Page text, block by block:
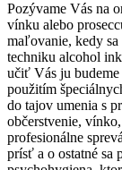
Pozývame Vás na
vínku alebo
maľovanie, kedy
techniku alcohol
učiť Vás ju
použitím
do tajov umenia s
občerstvenie,
profesionálne
prísť a o ostatné sa